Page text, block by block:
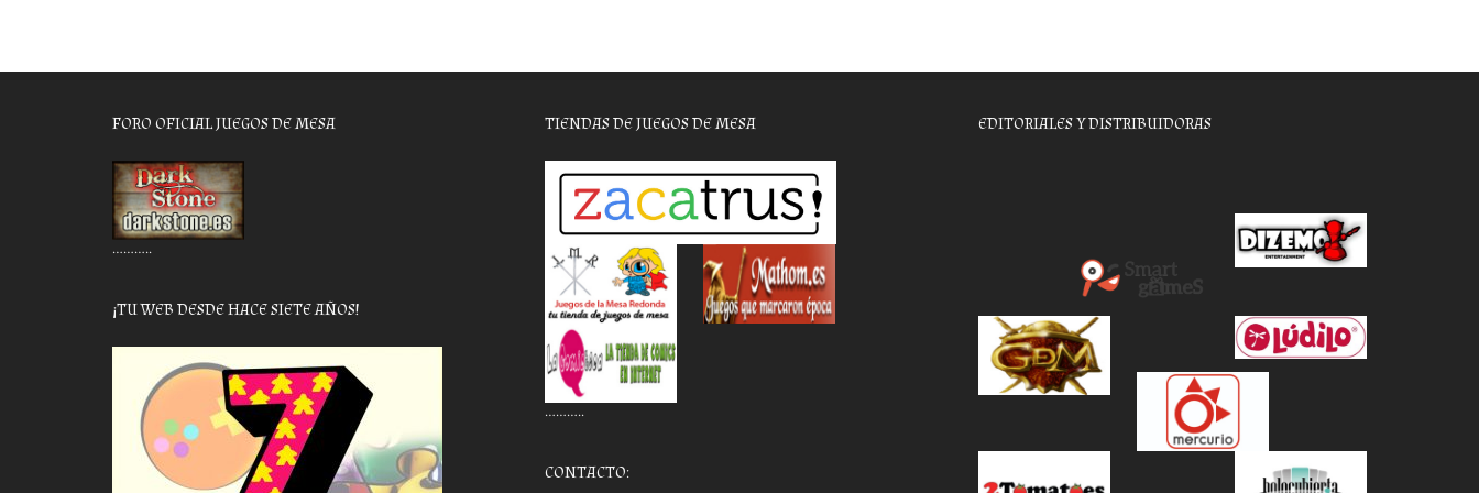
FORO OFICIAL JUEGOS DE MESA
………..
¡TU WEB DESDE HACE SIETE AÑOS!
TIENDAS DE JUEGOS DE MESA
………..
CONTACTO:
EDITORIALES Y DISTRIBUIDORAS